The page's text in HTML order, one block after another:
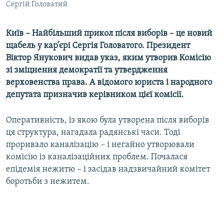
РУС
УКР
КТАТ
ДОЛУЧАЙСЯ!
Усі сайти RFE/RL
Сергій Головатий
Київ – Найбільший прикол після виборів – це новий
щабель у кар’єрі Сергія Головатого. Президент
Віктор Янукович видав указ, яким утворив Комісію
зі зміцнення демократії та утвердження
верховенства права. А відомого юриста і народного
депутата призначив керівником цієї комісії.
Оперативність, із якою була утворена після виборів
ця структура, нагадала радянські часи. Тоді
проривало каналізацію – і негайно утворювали
комісію із каналізаційних проблем. Почалася
епідемія нежитю – і засідав надзвичайний комітет
боротьби з нежитем.